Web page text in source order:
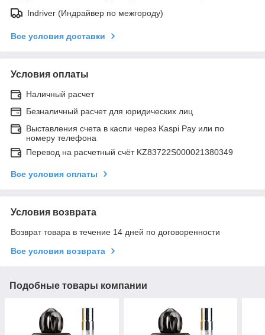
Indriver (Индрайвер по межгороду)
Все условия доставки
Условия оплаты
Наличный расчет
Безналичный расчет для юридических лиц
Выставления счета в каспи через Kaspi Pay или по
номеру телефона
Перевод на расчетный счёт KZ83722S000021380349
Все условия оплаты
Условия возврата
Возврат товара в течение 14 дней по договоренности
Все условия возврата
Подобные товары компании